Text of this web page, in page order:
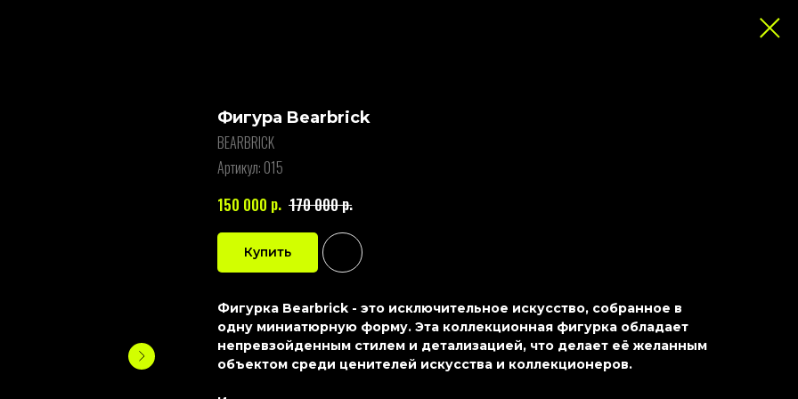
Фигура Bearbrick
BEARBRICK
Артикул: 015
150 000 р. 170 000р.
Купить
Фигурка Bearbrick - это исключительное искусство, собранное в
одну миниатюрную форму. Эта коллекционная фигурка обладает
непревзойденным стилем и детализацией, что делает её желанным
объектом среди ценителей искусства и коллекционеров.